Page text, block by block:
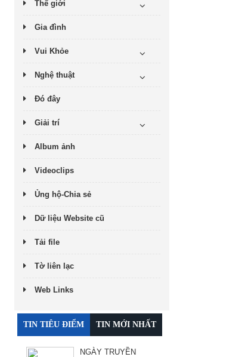
Thế giới
Gia đình
Vui Khỏe
Nghệ thuật
Đó đây
Giải trí
Album ảnh
Videoclips
Ủng hộ-Chia sẻ
Dữ liệu Website cũ
Tải file
Tờ liên lạc
Web Links
TIN TIÊU ĐIỂM TIN MỚI NHẤT
NGÀY TRUYỀN